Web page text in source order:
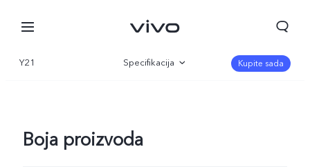
Y21 Specifikacija Kupite sada
Boja proizvoda